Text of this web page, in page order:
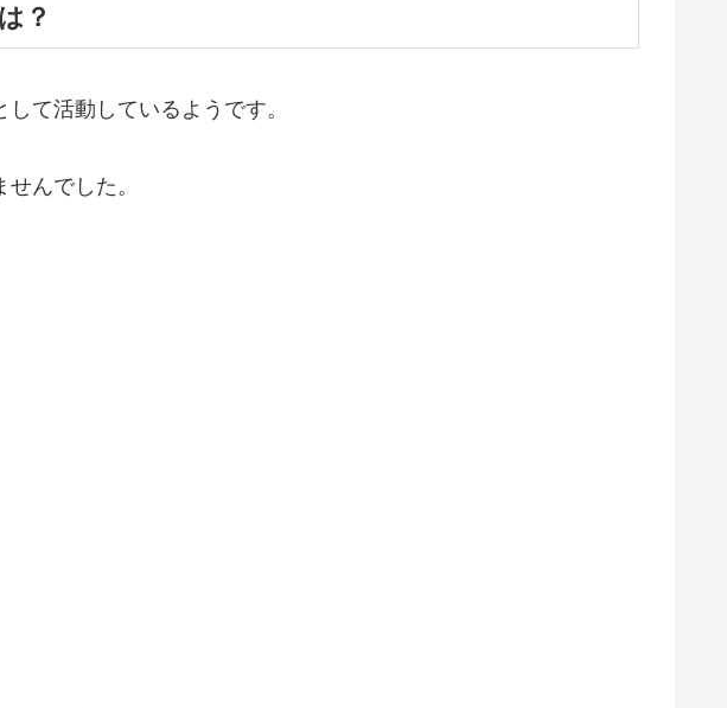
？
て活動しているようです。
んでした。